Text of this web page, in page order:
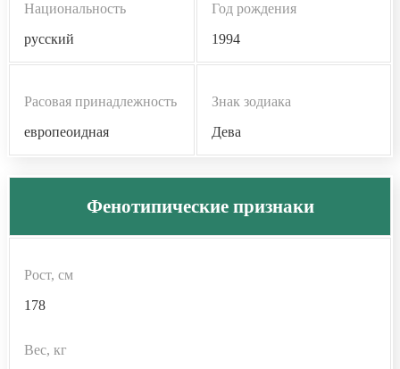
Национальность
русский
Год рождения
1994
Расовая принадлежность
европеоидная
Знак зодиака
Дева
Фенотипические признаки
Рост, см
178
Вес, кг